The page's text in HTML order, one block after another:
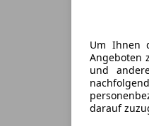
Um Ihnen
Angeboten
und
darauf